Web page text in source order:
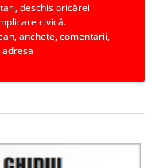
deschis oricărei
civică.
anchete, comentarii,